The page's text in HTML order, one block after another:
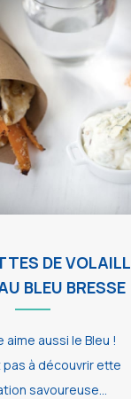
DE
BLEU BRESSE
aime aussi le Bleu !
à découvrir ette
savoureuse...